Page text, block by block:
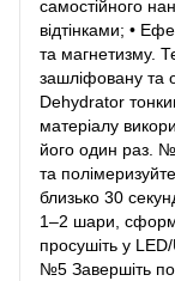
самостійного
відтінками; •
та магнетизму.
зашліфовану та
Dehydrator
матеріалу
його один раз.
та
близько 30
1–2 шари,
просушіть у
№5 Завершіть